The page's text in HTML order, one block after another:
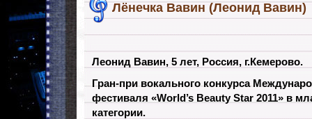
Лёнечка Вавин (Леонид Вавин)
Леонид Вавин, 5 лет, Россия, г.Кемерово.
Гран-при вокального конкурса
фестиваля «World’s Beauty Star 2011» в
категории.